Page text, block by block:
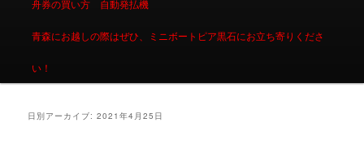
舟券の買い方 自動発払機
青森にお越しの際はぜひ、ミニボートピア黒石にお立ち寄りくださ
い！
日別アーカイブ:2021年4月25日